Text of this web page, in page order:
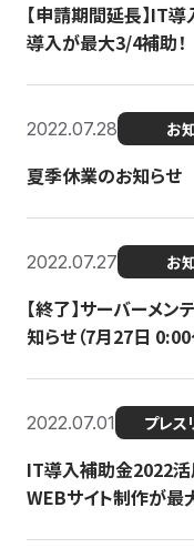
【申請期間延長】IT
導入が最大3/4補助！
2022.07.28 お
夏季休業のお知らせ
2022.07.27 お
【終了】サーバーメ
知らせ（7月27日 0:00
2022.07.01 プレス
IT導入補助金2022活
WEBサイト制作が最